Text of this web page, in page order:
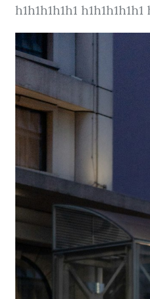
h1h1h1h1h1 h1h1h1h1h1